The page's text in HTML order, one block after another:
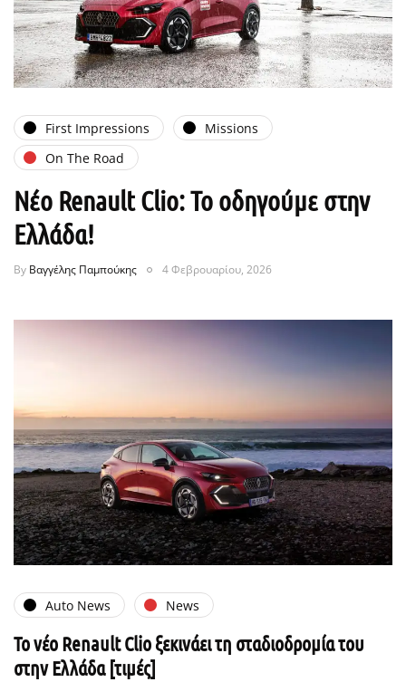
First Impressions
Missions
On The Road
Νέο Renault Clio: Το οδηγούμε στην
Ελλάδα!
By Βαγγέλης Παμπούκης 4 Φεβρουαρίου, 2026
Auto News News
Το νέο Renault Clio ξεκινάει τη σταδιοδρομία του
στην Ελλάδα [τιμές]